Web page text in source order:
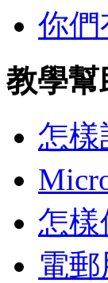
你們
教學幫
怎樣
怎樣
電